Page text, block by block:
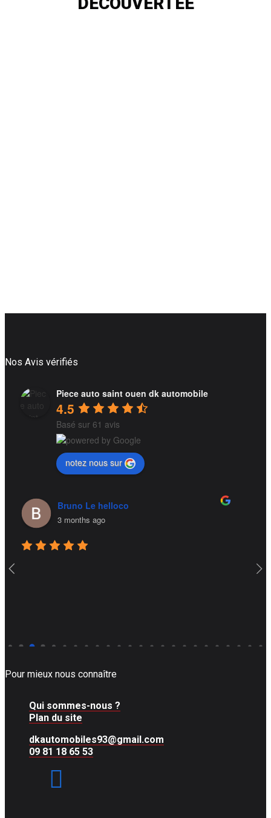
Pour mieux nous connaître
Qui sommes-nous ?
Plan du site
dkautomobiles93@gmail.com
09 81 18 65 53
Nos Avis vérifiés
Piece auto saint ouen dk automobile
4.5
Basé sur 61 avis
notez nous sur
Stéphane Théron
5 months ago